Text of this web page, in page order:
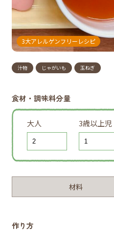
3大アレルゲンフリーレシピ
汁物 じゃがいも 玉ねぎ
食材・調味料分量
大人 3歳以上児
材料
作り方